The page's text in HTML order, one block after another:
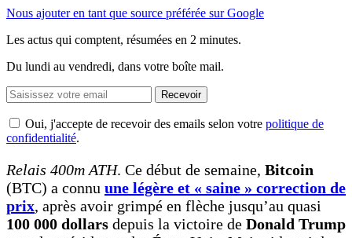
Nous ajouter en tant que source préférée sur Google
Les actus qui comptent, résumées en 2 minutes.
Du lundi au vendredi, dans votre boîte mail.
Recevoir
Oui, j'accepte de recevoir des emails selon votre politique de
confidentialité.
Relais 400m ATH. Ce début de semaine, Bitcoin
(BTC) a connu une légère et « saine » correction de
prix, après avoir grimpé en flèche jusqu’au quasi
100 000 dollars depuis la victoire de Donald Trump